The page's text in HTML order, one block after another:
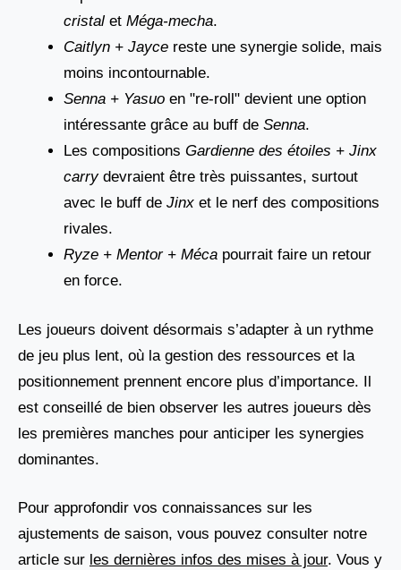
cristal et Méga-mecha.
Caitlyn + Jayce reste une synergie solide, mais
moins incontournable.
Senna + Yasuo en "re-roll" devient une option
intéressante grâce au buff de Senna.
Les compositions Gardienne des étoiles + Jinx
carrydevraient être très puissantes, surtout
avec le buff de Jinx et le nerf des compositions
rivales.
Ryze + Mentor + Méca pourrait faire un retour
en force.
Les joueurs doivent désormais s’adapter à un rythme
de jeu plus lent, où la gestion des ressources et la
positionnement prennent encore plus d’importance. Il
est conseillé de bien observer les autres joueurs dès
les premières manches pour anticiper les synergies
dominantes.
Pour approfondir vos connaissances sur les
ajustements de saison, vous pouvez consulter notre
article sur les dernières infos des mises à jour. Vous y